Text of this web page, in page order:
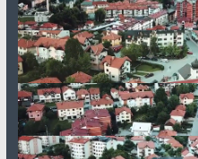
кроз мјеру “Програм
“ за 2026.годину